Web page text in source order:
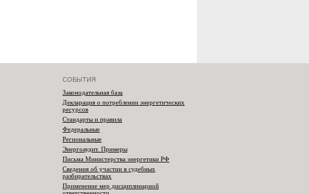
СОБЫТИЯ
Законодательная база
Декларация о потреблении энергетических
ресурсов
Стандарты и правила
Федеральные
Региональные
Энергоаудит. Примеры
Письма Министерства энергетики РФ
Сведения об участии в судебных
разбирательствах
Применение мер дисциплинарной